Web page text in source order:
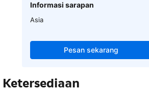
Informasi sarapan
Asia
Pesan sekarang
Ketersediaan